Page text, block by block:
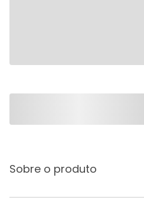
Sobre o produto